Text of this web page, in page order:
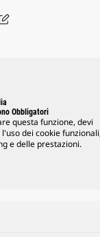
Obbligatori
questa funzione, devi
dei cookie
e delle prestazioni.